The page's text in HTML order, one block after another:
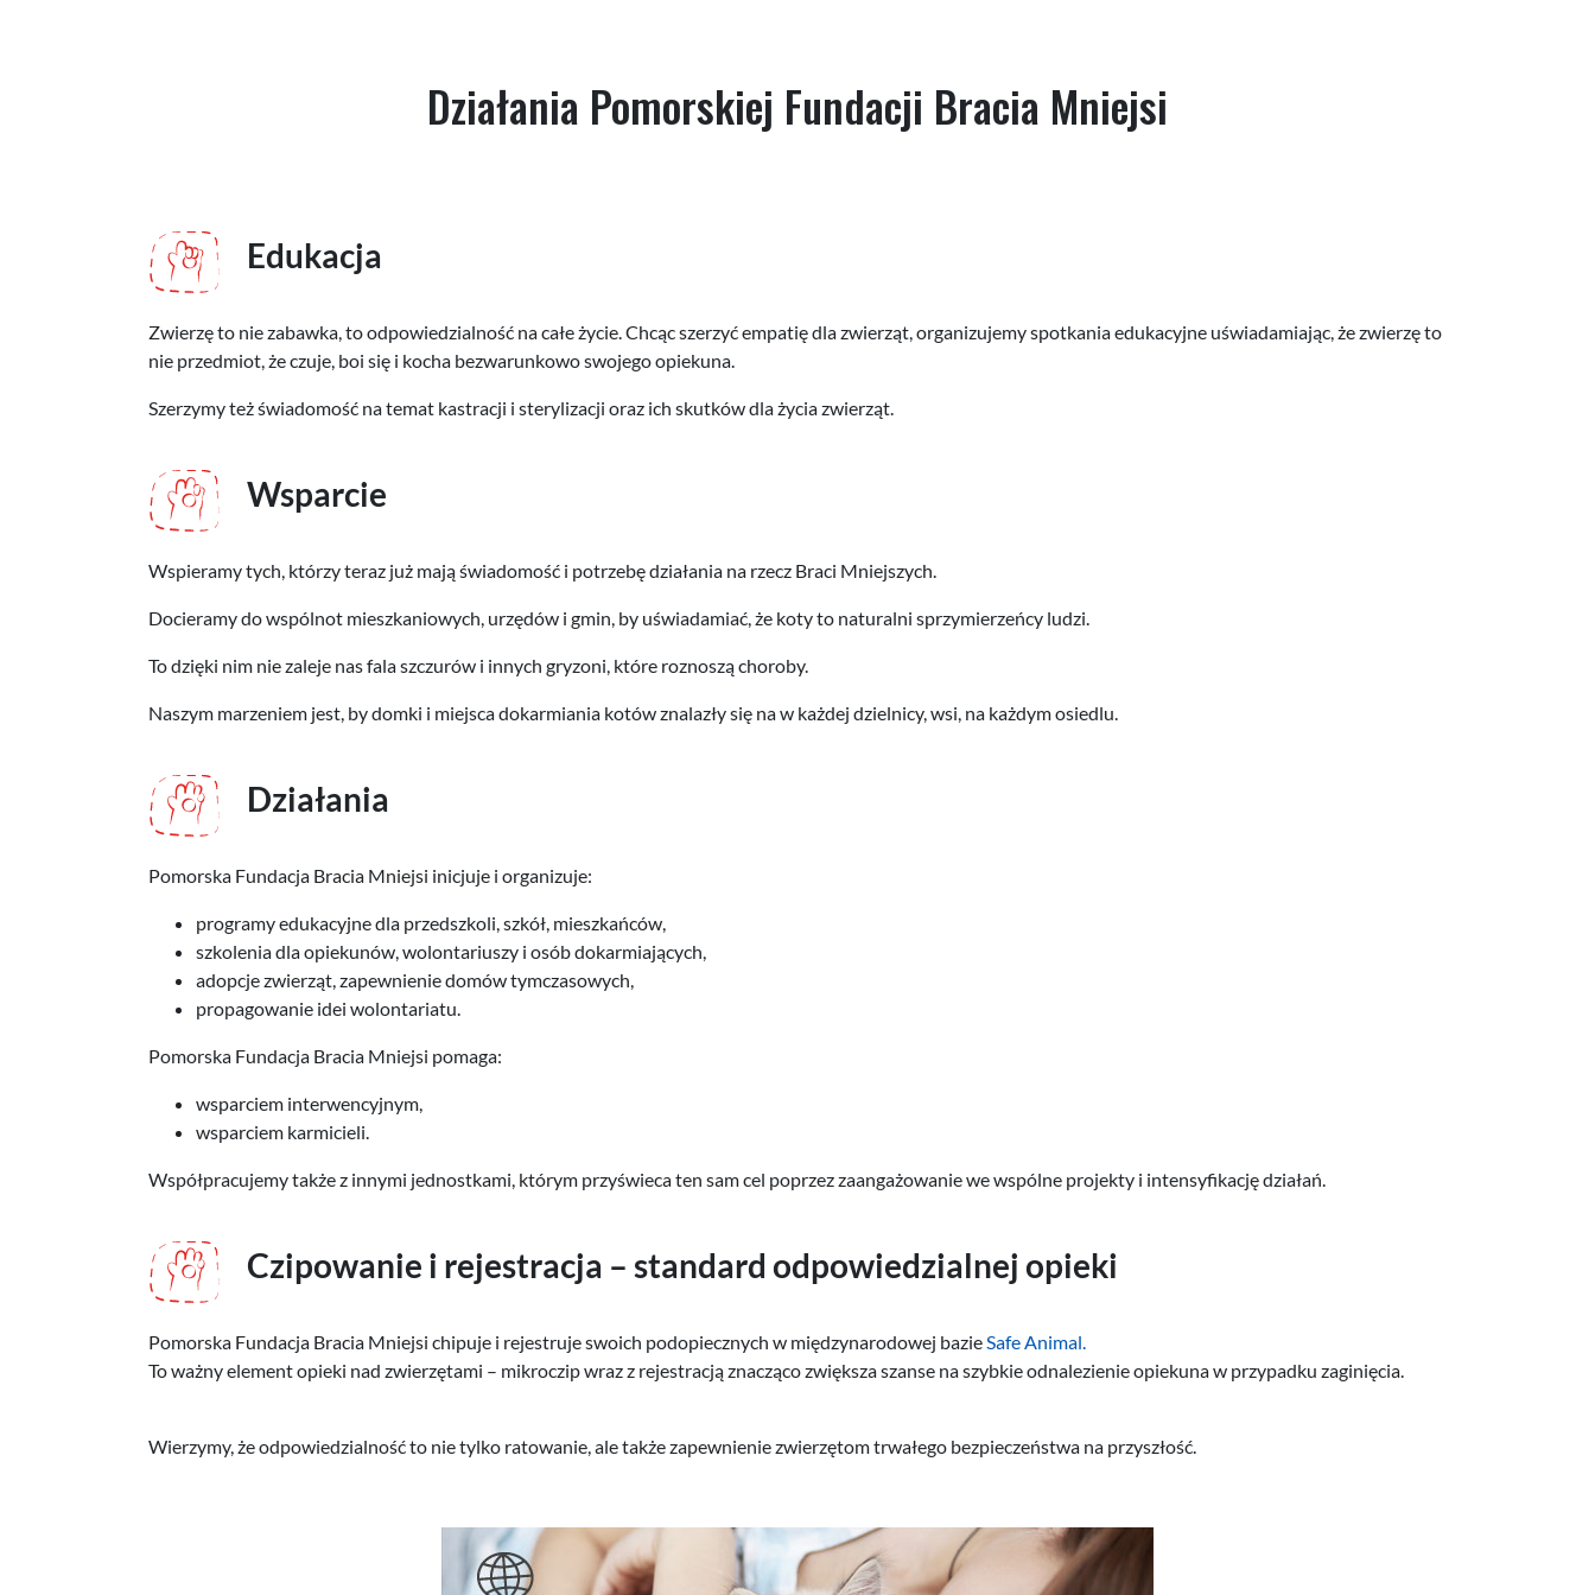
Działania Pomorskiej Fundacji Bracia Mniejsi
Edukacja
Zwierzę to nie zabawka, to odpowiedzialność na całe życie. Chcąc szerzyć empatię dla zwierząt, organizujemy spotkania edukacyjne uświadamiając, że zwierzę to
nie przedmiot, że czuje, boi się i kocha bezwarunkowo swojego opiekuna.
Szerzymy też świadomość na temat kastracji i sterylizacji oraz ich skutków dla życia zwierząt.
Wsparcie
Wspieramy tych, którzy teraz już mają świadomość i potrzebę działania na rzecz Braci Mniejszych.
Docieramy do wspólnot mieszkaniowych, urzędów i gmin, by uświadamiać, że koty to naturalni sprzymierzeńcy ludzi.
To dzięki nim nie zaleje nas fala szczurów i innych gryzoni, które roznoszą choroby.
Naszym marzeniem jest, by domki i miejsca dokarmiania kotów znalazły się na w każdej dzielnicy, wsi, na każdym osiedlu.
Działania
Pomorska Fundacja Bracia Mniejsi inicjuje i organizuje:
programy edukacyjne dla przedszkoli, szkół, mieszkańców,
szkolenia dla opiekunów, wolontariuszy i osób dokarmiających,
adopcje zwierząt, zapewnienie domów tymczasowych,
propagowanie idei wolontariatu.
Pomorska Fundacja Bracia Mniejsi pomaga:
wsparciem interwencyjnym,
wsparciem karmicieli.
Współpracujemy także z innymi jednostkami, którym przyświeca ten sam cel poprzez zaangażowanie we wspólne projekty i intensyfikację działań.
Czipowanie i rejestracja – standard odpowiedzialnej opieki
Pomorska Fundacja Bracia Mniejsi chipuje i rejestruje swoich podopiecznych w międzynarodowej bazieSafe Animal.
To ważny element opieki nad zwierzętami – mikroczip wraz z rejestracją znacząco zwiększa szanse na szybkie odnalezienie opiekuna w przypadku zaginięcia.
Wierzymy, że odpowiedzialność to nie tylko ratowanie, ale także zapewnienie zwierzętom trwałego bezpieczeństwa na przyszłość.